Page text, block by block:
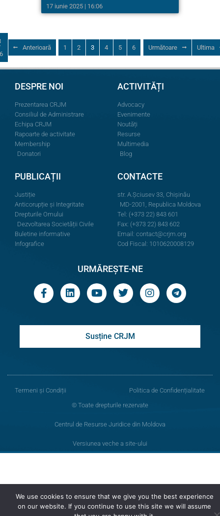
17 iunie 2025 | 16:06
Anterioară 1 2 3 4 5 6 Următoare Ultima
DESPRE NOI
Prezentarea CRJM
Consiliul de Administrare
Echipa CRJM
Rapoarte de activitate
Membership
Donatori
ACTIVITĂȚI
Advocacy
Evenimente
Noutăți
Resurse
Multimedia
Blog
PUBLICAȚII
Justiție
Anticorupție și Integritate
Drepturile Omului
Dezvoltarea Societății Civile
Buletine informative
Infografice
CONTACTE
str. A.Şciusev 33, Chișinău
MD-2001, Republica Moldova
Tel: (+373 22) 843 601
Fax: (+373 22) 843 602
Email: contact@crjm.org
Cod Fiscal: 1010620008129
URMĂREȘTE-NE
Susține CRJM
Termeni și Condiții
Politica de Confidențialitate
© Toate drepturile rezervate
Centrul de Resurse Juridice din Moldova
Versiunea veche a site-ului
We use cookies to ensure that we give you the best experience
on our website. If you continue to use this site we will assume